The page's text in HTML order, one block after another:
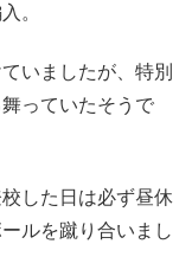
。
いましたが、特別
っていたそうで
した日は必ず昼休
ルを蹴り合いまし